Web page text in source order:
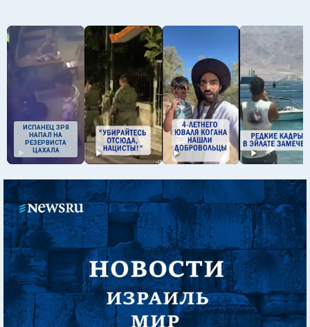
ИСПАНЕЦ ЗРЯ
НАПАЛ НА
РЕЗЕРВИСТА
ЦАХАЛА